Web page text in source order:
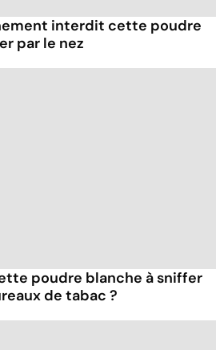
interdit cette poudre
par le nez
poudre blanche à sniffer
de tabac ?